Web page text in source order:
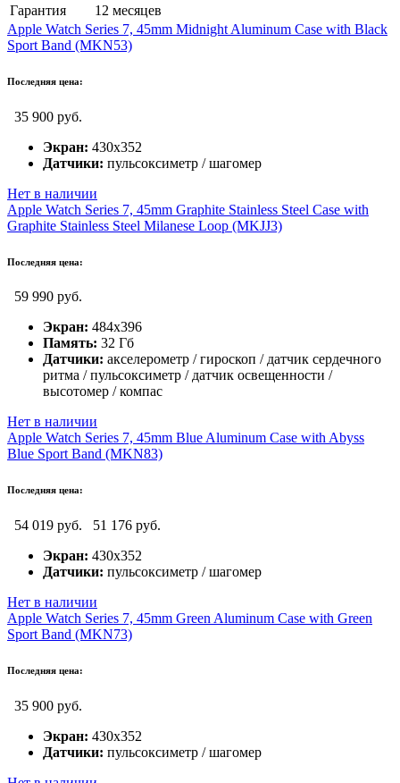
Гарантия
12 месяцев
Apple Watch Series 7, 45mm Midnight Aluminum Case with Black
Sport Band (MKN53)
Последняя цена:
35 900 руб.
Экран: 430x352
Датчики: пульсоксиметр / шагомер
Нет в наличии
Apple Watch Series 7, 45mm Graphite Stainless Steel Case with
Graphite Stainless Steel Milanese Loop (MKJJ3)
Последняя цена:
59 990 руб.
Экран: 484x396
Память: 32 Гб
Датчики: акселерометр / гироскоп / датчик сердечного
ритма / пульсоксиметр / датчик освещенности /
высотомер / компас
Нет в наличии
Apple Watch Series 7, 45mm Blue Aluminum Case with Abyss
Blue Sport Band (MKN83)
Последняя цена:
54 019 руб.
51 176 руб.
Экран: 430x352
Датчики: пульсоксиметр / шагомер
Нет в наличии
Apple Watch Series 7, 45mm Green Aluminum Case with Green
Sport Band (MKN73)
Последняя цена:
35 900 руб.
Экран: 430x352
Датчики: пульсоксиметр / шагомер